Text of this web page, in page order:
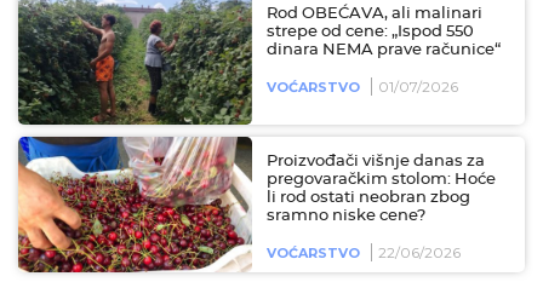
Rod OBEĆAVA, ali malinari
strepe od cene: „Ispod 550
dinara NEMA prave računice“
VOĆARSTVO 01/07/2026
Proizvođači višnje danas za
pregovaračkim stolom: Hoće
li rod ostati neobran zbog
sramno niske cene?
VOĆARSTVO 22/06/2026